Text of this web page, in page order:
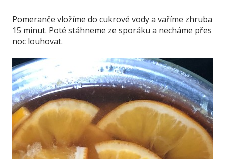
Pomeranče vložíme do cukrové vody a vaříme zhruba
15 minut. Poté stáhneme ze sporáku a necháme přes
noc louhovat.